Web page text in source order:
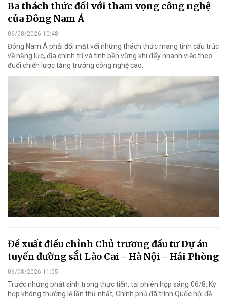
Ba thách thức đối với tham vọng công nghệ
của Đông Nam Á
06/08/2026 10:48
Đông Nam Á phải đối mặt với những thách thức mang tính cấu trúc
về năng lực, địa chính trị và tính bền vững khi đẩy nhanh việc theo
đuổi chiến lược tăng trưởng công nghệ cao.
Đề xuất điều chỉnh Chủ trương đầu tư Dự án
tuyến đường sắt Lào Cai - Hà Nội - Hải Phòng
06/08/2026 11:05
Trước những phát sinh trong thực tiễn, tại phiên họp sáng 06/8, Kỳ
họp không thường lệ lần thứ nhất, Chính phủ đã trình Quốc hội đề